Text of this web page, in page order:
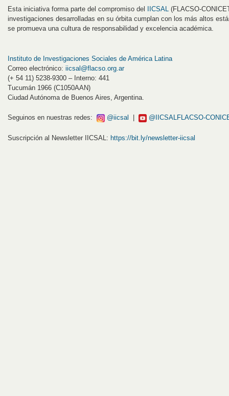
Esta iniciativa forma parte del compromiso del IICSAL
(FLACSO-
investigaciones desarrolladas en su órbita cumplan con los más altos
se promueva una cultura de responsabilidad y excelencia académica.
Instituto de Investigaciones Sociales de América Latina
Correo electrónico: iicsal@flacso.org.ar
(+ 54 11) 5238-9300 – Interno: 441
Tucumán 1966 (C1050AAN)
Ciudad Autónoma de Buenos Aires, Argentina.
Seguinos en nuestras redes: @iicsal @IICSALFLACSO-
Suscripción al Newsletter IICSAL: https://bit.ly/newsletter-iicsal